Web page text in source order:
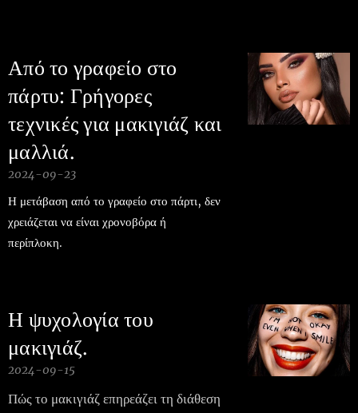
Από το γραφείο στο
πάρτυ: Γρήγορες
τεχνικές για μακιγιάζ και
μαλλιά.
2024-09-23
Η μετάβαση από το γραφείο στο πάρτι, δεν
χρειάζεται να είναι χρονοβόρα ή
περίπλοκη.
Η ψυχολογία του
μακιγιάζ.
2024-09-15
Πώς το μακιγιάζ επηρεάζει τη διάθεση